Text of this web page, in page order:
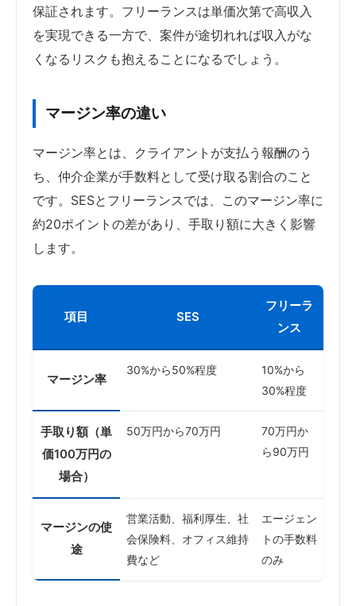
保証されます。フリーランスは単価次第で高収入
を実現できる一方で、案件が途切れれば収入がな
くなるリスクも抱えることになるでしょう。
マージン率の違い
マージン率とは、クライアントが支払う報酬のう
ち、仲介企業が手数料として受け取る割合のこと
です。SESとフリーランスでは、このマージン率に
約20ポイントの差があり、手取り額に大きく影響
します。
項目 SES
フリーラ
ンス
マージン率
30%から50%程度
10%から
30%程度
手取り額（単
価100万円の
場合）
50万円から70万円
70万円か
ら90万円
マージンの使
途
営業活動、福利厚生、社
会保険料、オフィス維持
費など
エージェン
トの手数料
のみ